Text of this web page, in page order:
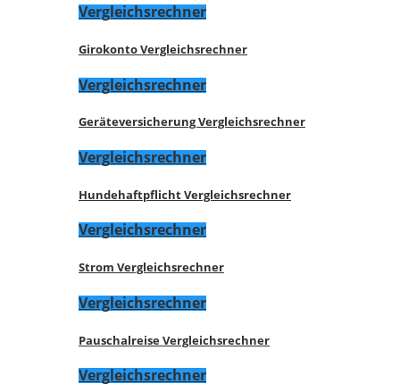
Vergleichsrechner
Girokonto Vergleichsrechner
Vergleichsrechner
Geräteversicherung Vergleichsrechner
Vergleichsrechner
Hundehaftpflicht Vergleichsrechner
Vergleichsrechner
Strom Vergleichsrechner
Vergleichsrechner
Pauschalreise Vergleichsrechner
Vergleichsrechner